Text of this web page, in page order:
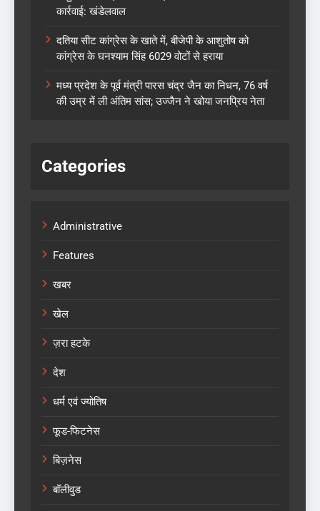
कार्रवाई: खंडेलवाल
दतिया सीट कांग्रेस के खाते में, बीजेपी के आशुतोष को
कांग्रेस के घनश्याम सिंह 6029 वोटों से हराया
मध्य प्रदेश के पूर्व मंत्री पारस चंद्र जैन का निधन, 76 वर्ष
की उम्र में ली अंतिम सांस; उज्जैन ने खोया जनप्रिय नेता
Categories
Administrative
Features
खबर
खेल
ज़रा हटके
देश
धर्म एवं ज्योतिष
फूड-फिटनेस
बिज़नेस
बॉलीवुड